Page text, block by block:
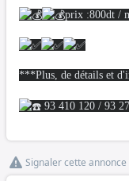
prix :800dt /
***Plus, de détails et
93 410 120 / 93
Signaler cette annonce